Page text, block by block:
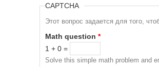
CAPTCHA
Этот вопрос задается для того,
Math question *
1 + 0 =
Solve this simple math problem and